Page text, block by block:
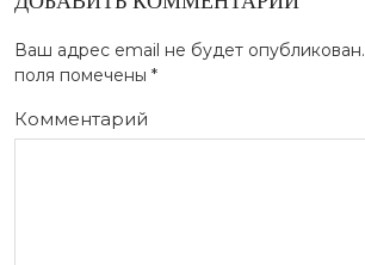
Ваш адрес email не будет опубликован.
поля помечены *
Комментарий